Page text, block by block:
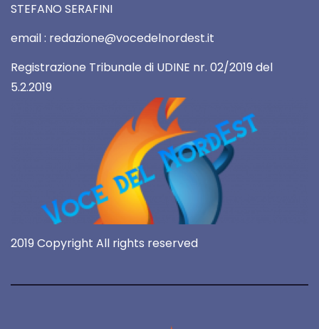
STEFANO SERAFINI
email : redazione@vocedelnordest.it
Registrazione Tribunale di UDINE nr. 02/2019 del
5.2.2019
2019 Copyright All rights reserved